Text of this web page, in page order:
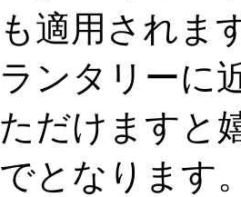
も適用されま
ランタリーに
ただけますと
でとなります